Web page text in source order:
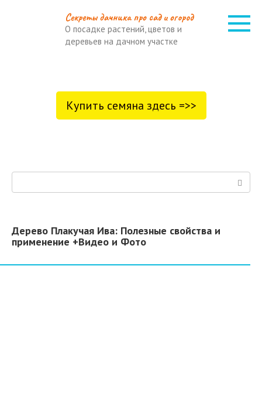
Cекреты дачника про сад и огород
О посадке растений, цветов и
деревьев на дачном участке
Купить семяна здесь =>>
Дерево Плакучая Ива: Полезные свойства и
применение +Видео и Фото